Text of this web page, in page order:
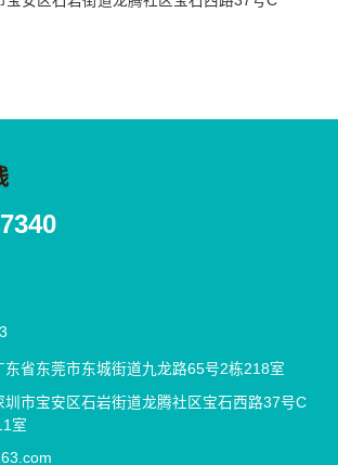
东省东莞市东城街道九龙路65号2栋218室
圳市宝安区石岩街道龙腾社区宝石西路37号C
室